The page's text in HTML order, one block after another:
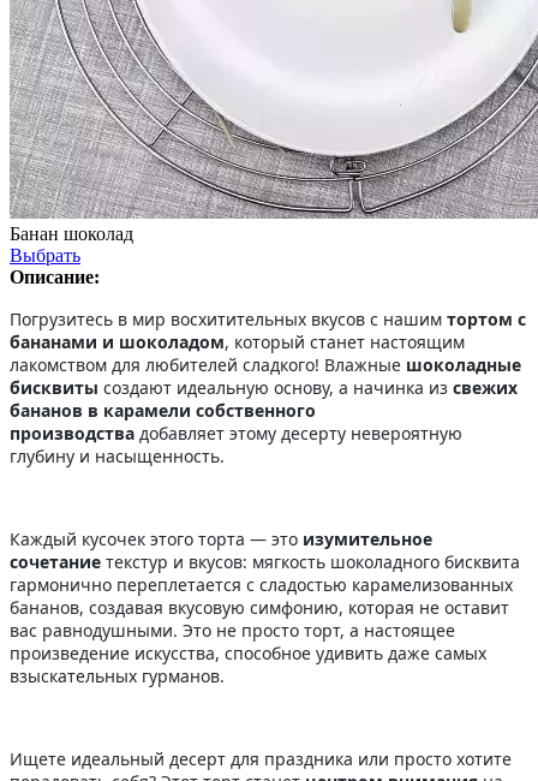
Банан шоколад
Выбрать
Описание:
Погрузитесь в мир восхитительных вкусов с нашим тортом с
бананами и шоколадом, который станет настоящим
лакомством для любителей сладкого! Влажные шоколадные
бисквиты создают идеальную основу, а начинка из свежих
бананов в карамели собственного
производства добавляет этому десерту невероятную
глубину и насыщенность.
Каждый кусочек этого торта — это изумительное
сочетание текстур и вкусов: мягкость шоколадного бисквита
гармонично переплетается с сладостью карамелизованных
бананов, создавая вкусовую симфонию, которая не оставит
вас равнодушными. Это не просто торт, а настоящее
произведение искусства, способное удивить даже самых
взыскательных гурманов.
Ищете идеальный десерт для праздника или просто хотите